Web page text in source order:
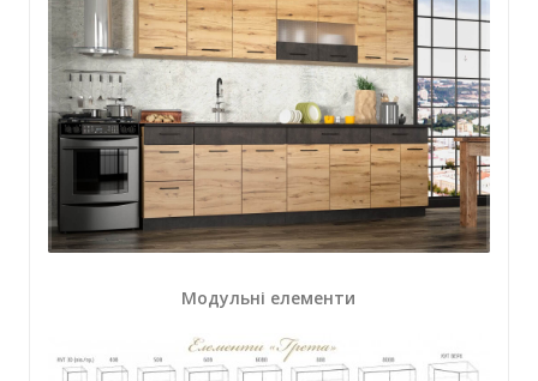
Модульні елементи